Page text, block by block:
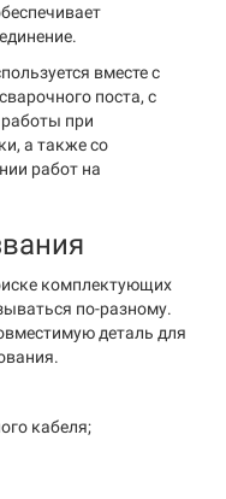
вместе с
поста, с
при
а также со
работ на
комплектующих
по-разному.
деталь для
кабеля;